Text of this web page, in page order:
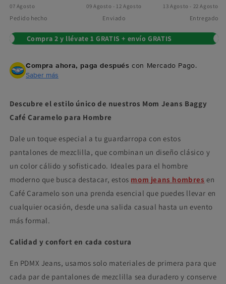
07 Agosto
Pedido hecho
09 Agosto - 12 Agosto
Enviado
13 Agosto - 22 Agosto
Entregado
Compra 2 y llévate 1 GRATIS + envío GRATIS
Compra ahora, paga después con Mercado Pago.
Saber más
Descubre el estilo único de nuestros Mom Jeans Baggy
Café Caramelo para Hombre
Dale un toque especial a tu guardarropa con estos
pantalones de mezclilla, que combinan un diseño clásico y
un color cálido y sofisticado. Ideales para el hombre
moderno que busca destacar, estos mom jeans hombres en
Café Caramelo son una prenda esencial que puedes llevar en
cualquier ocasión, desde una salida casual hasta un evento
más formal.
Calidad y confort en cada costura
En PDMX Jeans, usamos solo materiales de primera para que
cada par de pantalones de mezclilla sea duradero y conserve